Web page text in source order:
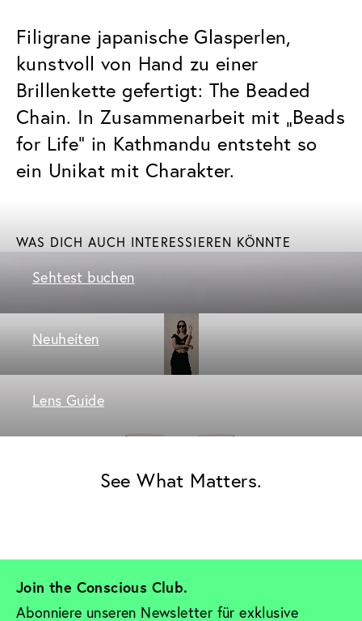
Filigrane japanische Glasperlen,
kunstvoll von Hand zu einer
Brillenkette gefertigt: The Beaded
Chain. In Zusammenarbeit mit „Beads
for Life“ in Kathmandu entsteht so
ein Unikat mit Charakter.
WAS DICH AUCH INTERESSIEREN KÖNNTE
Sehtest buchen
Neuheiten
Lens Guide
See What Matters.
Join the Conscious Club.
Abonniere unseren Newsletter für exklusive